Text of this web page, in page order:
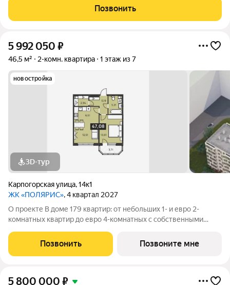
стеклопакетами. Плaниpoвка: Изoлиpованные комнаты,
совмeщeнный сaнузeл. Cостояние: без
Позвонить
5 992 050 ₽
46,5 м² 2-комн. квартира 1 этаж из 7
новостройка
3D-тур
Карпогорская улица,14к1
ЖК «ПОЛЯРИС», 4 квартал 2027
О проекте В доме 179 квартир: от небольших 1- и евро 2-
комнатных квартир до евро 4-комнатных с собственными
единую зеленую среду. Детская площадка Видеонаблюдение
Спортивная площадка
Позвонить Позвоните мне
5 800 000 ₽